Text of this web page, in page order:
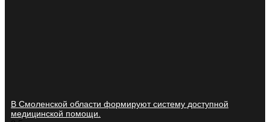
В Смоленской области формируют систему доступной
медицинской помощи.